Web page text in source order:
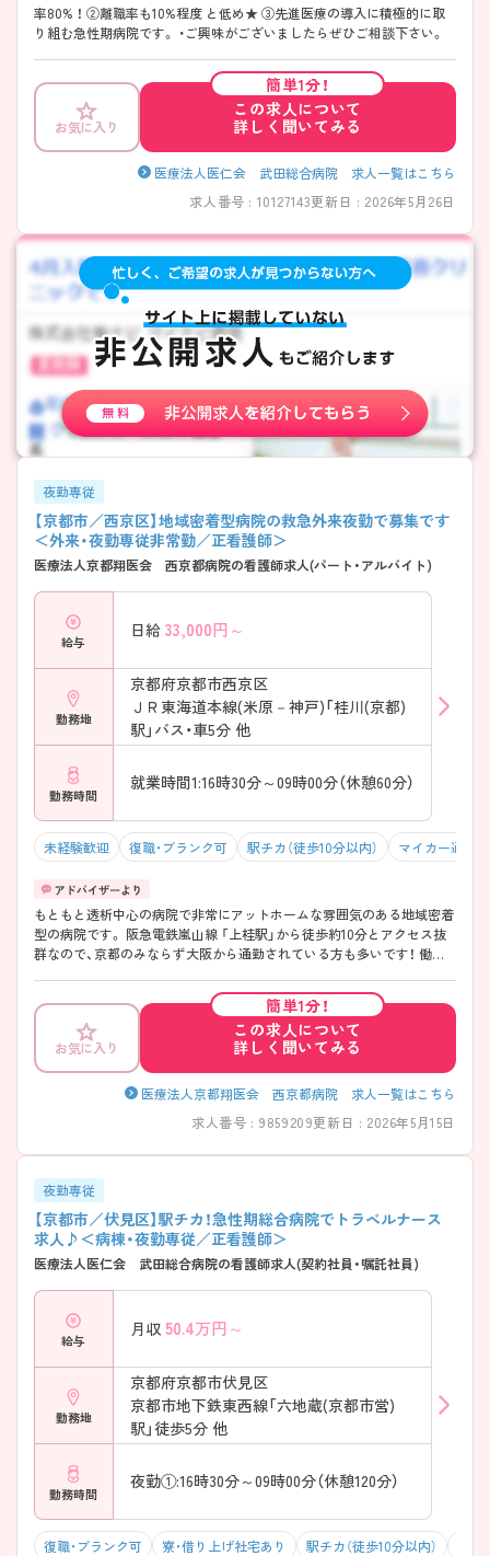
率80% ！ ②離職率も10%程度 と低め★ ③先進医療の導入に積極的に取
り組む急性期病院です。 ・ご興味がございましたらぜひご相談下さい。
お気に入り
簡単1分！
この求人について
詳しく聞いてみる
医療法人医仁会 武田総合病院 求人一覧はこちら
求人番号 : 10127143更新日 : 2026年5月26日
夜勤専従
【京都市／西京区】地域密着型病院の救急外来夜勤で募集です
＜外来・夜勤専従非常勤／正看護師＞
医療法人京都翔医会 西京都病院の看護師求人(パート・アルバイト)
給与
日給 33,000円～
勤務地
京都府京都市西京区
ＪＲ東海道本線(米原－神戸)「桂川(京都)
駅」バス・車5分 他
勤務時間
就業時間1:16時30分～09時00分（休憩60分）
未経験歓迎 復職・ブランク可 駅チカ（徒歩10分以内） マイカー通勤
もともと透析中心の病院で非常にアットホームな雰囲気のある地域密着
型の病院です。 阪急電鉄嵐山線 「上桂駅」から徒歩約10分とアクセス抜
群なので、京都のみならず大阪から通勤されている方も多いです！ 働き
お気に入り
簡単1分！
この求人について
詳しく聞いてみる
医療法人京都翔医会 西京都病院 求人一覧はこちら
求人番号 : 9859209更新日 : 2026年5月15日
夜勤専従
【京都市／伏見区】駅チカ！急性期総合病院でトラベルナース
求人♪＜病棟・夜勤専従／正看護師＞
医療法人医仁会 武田総合病院の看護師求人(契約社員・嘱託社員)
給与
月収 50.4万円～
勤務地
京都府京都市伏見区
京都市地下鉄東西線「六地蔵(京都市営)
駅」徒歩5分 他
勤務時間
夜勤①:16時30分～09時00分（休憩120分）
復職・ブランク可 寮・借り上げ社宅あり 駅チカ（徒歩10分以内）